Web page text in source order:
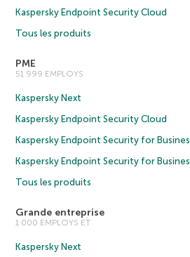
Kaspersky Endpoint Security Cloud
Tous les produits
PME
51 999 EMPLOYS
Kaspersky Next
Kaspersky Endpoint Security Cloud
Kaspersky Endpoint Security for
Kaspersky Endpoint Security for
Tous les produits
Grande entreprise
1 000 EMPLOYS ET
Kaspersky Next